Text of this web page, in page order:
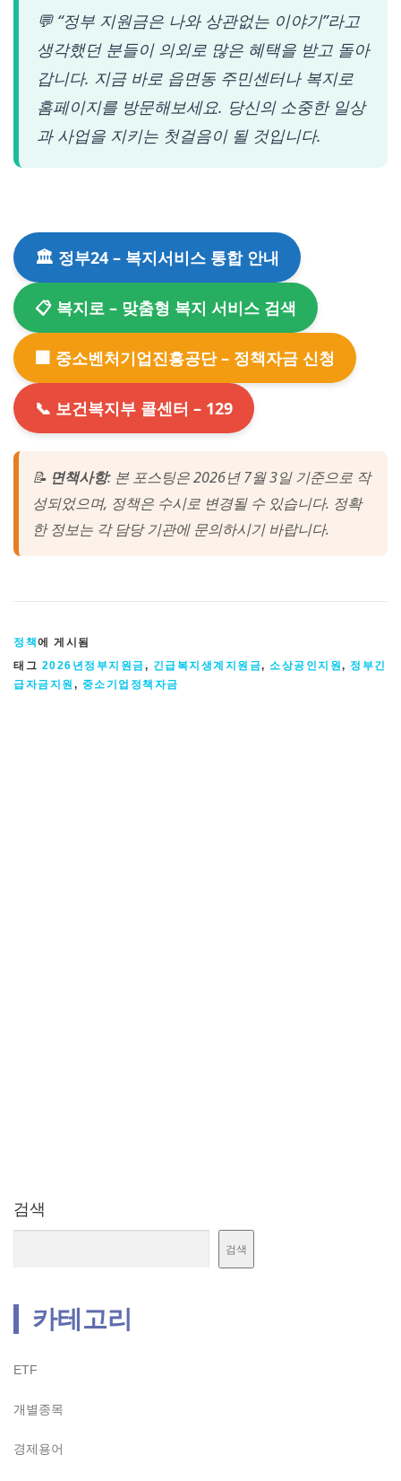
💬 “정부 지원금은 나와 상관없는 이야기”라고
생각했던 분들이 의외로 많은 혜택을 받고 돌아
갑니다. 지금 바로 읍면동 주민센터나 복지로
홈페이지를 방문해보세요. 당신의 소중한 일상
과 사업을 지키는 첫걸음이 될 것입니다.
🏛️ 정부24 – 복지서비스 통합 안내
📋 복지로 – 맞춤형 복지 서비스 검색
🏢 중소벤처기업진흥공단 – 정책자금 신청
📞 보건복지부 콜센터 – 129
📝 면책사항: 본 포스팅은 2026년 7월 3일 기준으로 작
성되었으며, 정책은 수시로 변경될 수 있습니다. 정확
한 정보는 각 담당 기관에 문의하시기 바랍니다.
정책 에 게시됨
태그 2026년정부지원금, 긴급복지생계지원금, 소상공인지원, 정부긴
급자금지원 , 중소기업정책자금
검색
검색
카테고리
ETF
개별종목
경제용어